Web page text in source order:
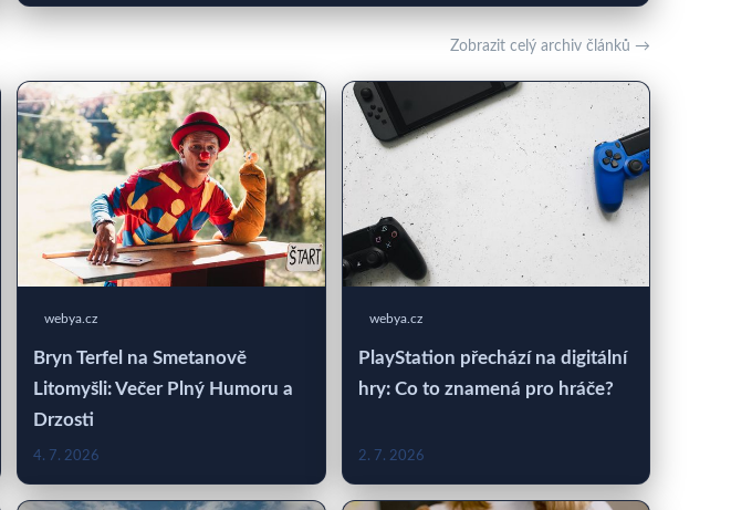
Zobrazit celý archiv článků →
webya.cz
Bryn Terfel na Smetanově
Litomyšli: Večer Plný Humoru a
Drzosti
4. 7. 2026
webya.cz
PlayStation přechází na digitální
hry: Co to znamená pro hráče?
2. 7. 2026